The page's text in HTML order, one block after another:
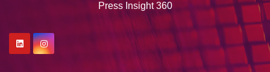
Press Insight 360